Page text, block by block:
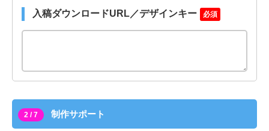
入稿ダウンロードURL／デザインキー 必須
2 / 7 制作サポート